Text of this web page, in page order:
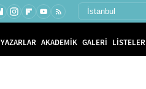
YAZARLAR AKADEMİK GALERİ LİSTELER